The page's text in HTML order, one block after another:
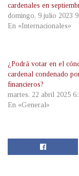
cardenales en
domingo, 9 julio 2023
En «Internacionales»
¿Podrá votar en el
cardenal condenado
financieros?
martes, 22 abril 2025
En «General»